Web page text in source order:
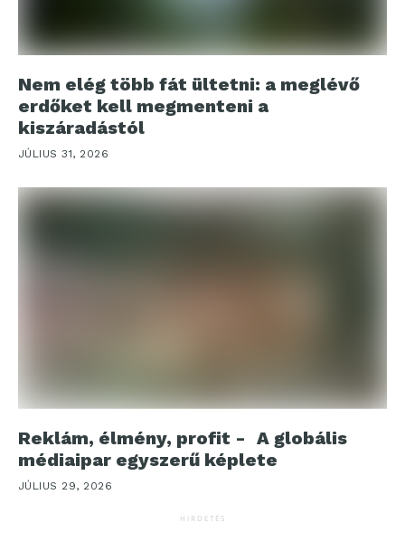
Nem elég több fát ültetni: a meglévő
erdőket kell megmenteni a
kiszáradástól
JÚLIUS 31, 2026
Reklám, élmény, profit - A globális
médiaipar egyszerű képlete
JÚLIUS 29, 2026
HIRDETÉS